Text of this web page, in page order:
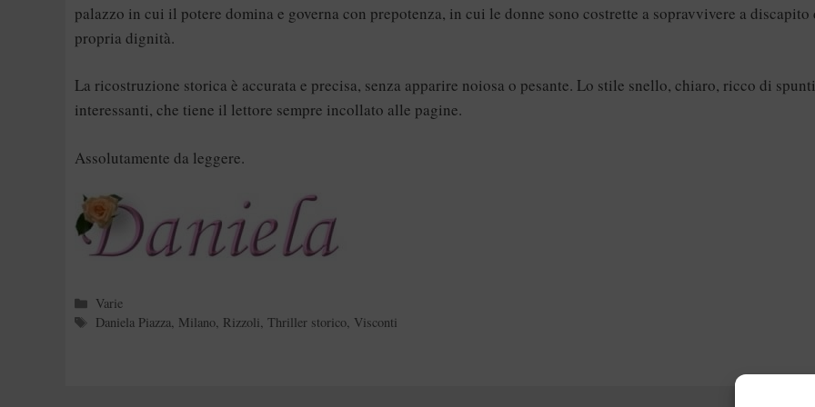
palazzo in cui il potere domina e governa con prepotenza, in cui le donne sono costrette a sopravvivere a discapito
propria dignità.
La ricostruzione storica è accurata e precisa, senza apparire noiosa o pesante. Lo stile snello, chiaro, ricco di spunti
interessanti, che tiene il lettore sempre incollato alle pagine.
Assolutamente da leggere.
Categorie
Varie
Tag
Daniela Piazza, Milano, Rizzoli,Thriller storico, Visconti